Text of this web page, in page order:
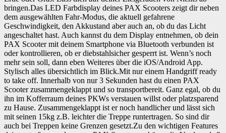
bringen.Das LED Farbdisplay deines PAX Scooters zeigt dir neben
dem ausgewählten Fahr-Modus, die aktuell gefahrene
Geschwindigkeit, den Akkustand aber auch an, ob du das Licht
angeschaltet hast. Auch kannst du dem Display entnehmen, ob dein
PAX Scooter mit deinem Smartphone via Bluetooth verbunden ist
oder kontrollieren, ob er diebstahlsicher gesperrt ist. Wenn’s noch
mehr sein soll, dann eben Weiteres über die iOS/Android App.
Stylisch alles übersichtlich im Blick.Mit nur einem Handgriff ready
to take off. Innerhalb von nur 3 Sekunden hast du einen PAX
Scooter zusammengeklappt und so transportbereit. Ganz egal, ob du
ihn im Kofferraum deines PKWs verstauen willst oder platzsparend
zu Hause. Zusammengeklappt ist er noch handlicher und lässt sich
mit seinen 15kg z.B. leichter die Treppe runtertragen. So sind dir
auch bei Treppen keine Grenzen gesetzt.Zu den wichtigen Features